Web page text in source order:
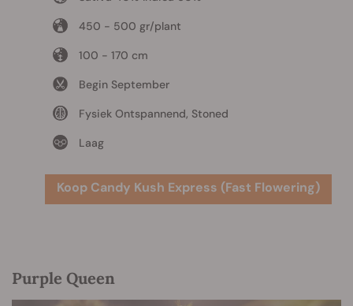
450 - 500 gr/plant
100 - 170 cm
Begin September
Fysiek Ontspannend, Stoned
Laag
Koop Candy Kush Express (Fast Flowering)
Purple Queen